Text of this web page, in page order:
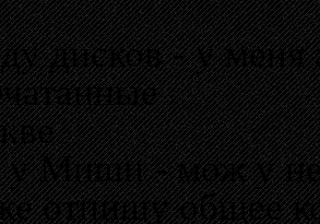
дисков - у
Миши - мож у
отпишу общее